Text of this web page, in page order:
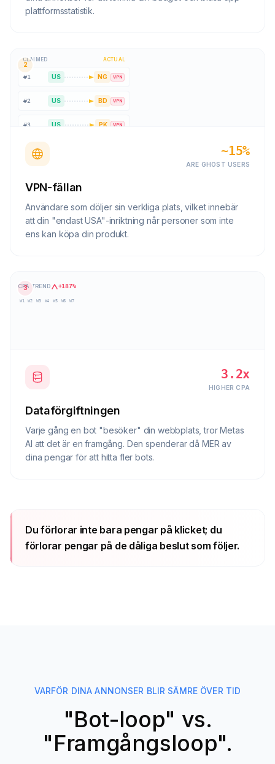
plattformsstatistik.
2
CLAIMED ACTUAL
#1 US NG VPN
#2 US BD VPN
#3 US PK VPN
~15%
ARE GHOST USERS
VPN-fällan
Användare som döljer sin verkliga plats, vilket innebär
att din "endast USA"-inriktning når personer som inte
ens kan köpa din produkt.
3
CPA TREND +187%
W1 W2 W3 W4 W5 W6 W7
3.2x
HIGHER CPA
Dataförgiftningen
Varje gång en bot "besöker" din webbplats, tror Metas
AI att det är en framgång. Den spenderar då MER av
dina pengar för att hitta fler bots.
Du förlorar inte bara pengar på klicket; du
förlorar pengar på de dåliga beslut som följer.
VARFÖR DINA ANNONSER BLIR SÄMRE ÖVER TID
"Bot-loop" vs.
"Framgångsloop".